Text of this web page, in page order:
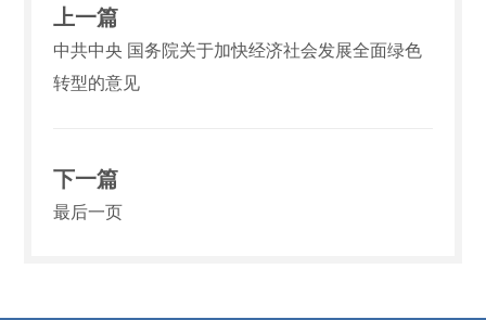
上一篇
中共中央 国务院关于加快经济社会发展全面绿色
转型的意见
下一篇
最后一页